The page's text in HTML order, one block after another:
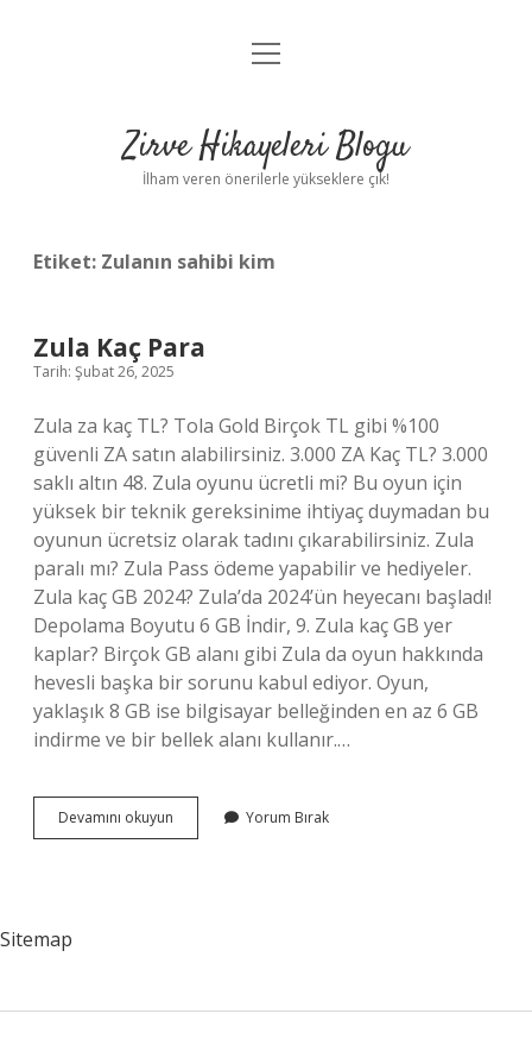
Anasayfa
Yasal Uyarı
menüyü
Zirve Hikayeleri Blogu
İlham veren önerilerle yükseklere çık!
Etiket: Zulanın sahibi kim
Zula Kaç Para
Tarih: Şubat 26, 2025
Zula za kaç TL? Tola Gold Birçok TL gibi %100
güvenli ZA satın alabilirsiniz. 3.000 ZA Kaç TL? 3.000
saklı altın 48. Zula oyunu ücretli mi? Bu oyun için
yüksek bir teknik gereksinime ihtiyaç duymadan bu
oyunun ücretsiz olarak tadını çıkarabilirsiniz. Zula
paralı mı? Zula Pass ödeme yapabilir ve hediyeler.
Zula kaç GB 2024? Zula’da 2024’ün heyecanı başladı!
Depolama Boyutu 6 GB İndir, 9. Zula kaç GB yer
kaplar? Birçok GB alanı gibi Zula da oyun hakkında
hevesli başka bir sorunu kabul ediyor. Oyun,
yaklaşık 8 GB ise bilgisayar belleğinden en az 6 GB
indirme ve bir bellek alanı kullanır.…
Devamını okuyun
Kaç
Yorum Bırak
Sitemap